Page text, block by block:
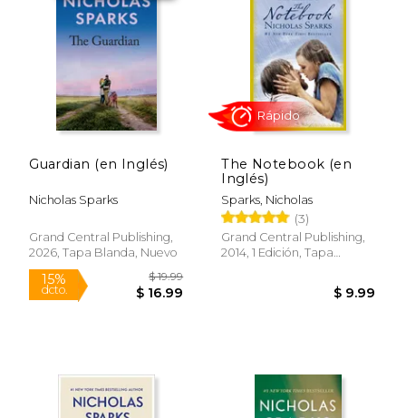
dcto.
Guardian (en Inglés)
Nicholas Sparks
Grand Central Publishing,
2026, Tapa Blanda, Nuevo
The Notebook (en
Inglés)
Sparks, Nicholas
(3)
Grand Central Publishing,
2014, 1 Edición, Tapa
Rápido